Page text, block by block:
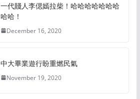
一代賤人李偲嫣拉柴！哈哈哈哈哈哈哈
哈哈！
December 16, 2020
中大畢業遊行盼重燃民氣
November 19, 2020